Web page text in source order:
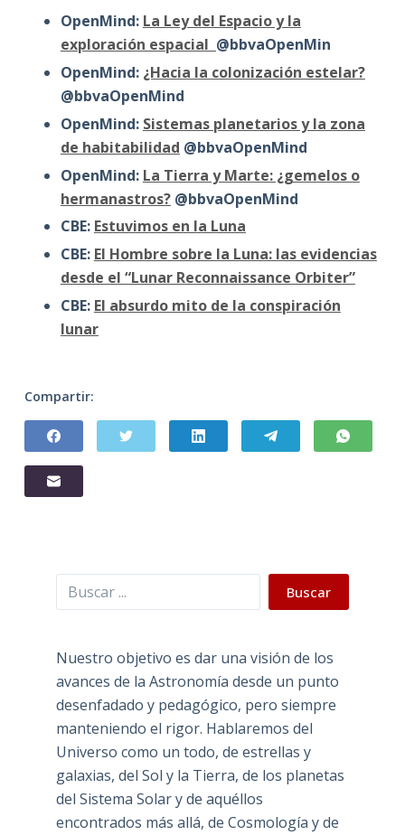
OpenMind: La Ley del Espacio y la
exploración espacial @bbvaOpenMin
OpenMind: ¿Hacia la colonización estelar?
@bbvaOpenMind
OpenMind: Sistemas planetarios y la zona
de habitabilidad @bbvaOpenMind
OpenMind: La Tierra y Marte: ¿gemelos o
hermanastros?@bbvaOpenMind
CBE: Estuvimos en la Luna
CBE: El Hombre sobre la Luna: las evidencias
desde el “Lunar Reconnaissance Orbiter”
CBE: El absurdo mito de la conspiración
lunar
Compartir:
Buscar Buscar
Nuestro objetivo es dar una visión de los
avances de la Astronomía desde un punto
desenfadado y pedagógico, pero siempre
manteniendo el rigor. Hablaremos del
Universo como un todo, de estrellas y
galaxias, del Sol y la Tierra, de los planetas
del Sistema Solar y de aquéllos
encontrados más allá, de Cosmología y de